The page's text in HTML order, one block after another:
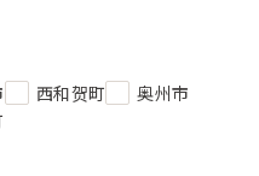
西和贺町
奥州市